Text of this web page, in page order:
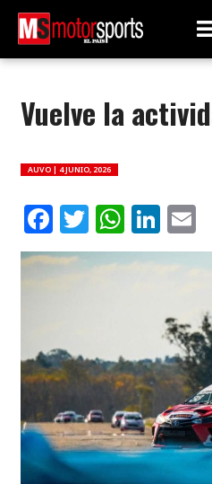
Vuelve la
AUVO | 4 JUNIO, 2026
Facebook
Twitter